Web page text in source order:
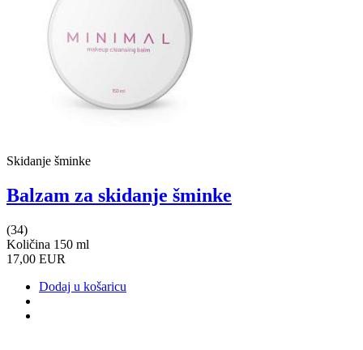
Skidanje šminke
Balzam za skidanje šminke
(34)
Količina 150 ml
17,00 EUR
Dodaj u košaricu